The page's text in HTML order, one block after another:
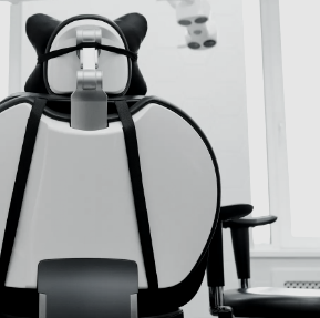
WEB PROFESIONAL
profesionales
que quieren
decorar internet.
web claras, rápidas y preparadas
Desde webs sencillas para
proyectos corporativos más